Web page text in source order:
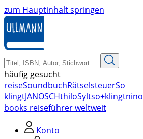
zum Hauptinhalt springen
häufig gesucht
reiseSoundbuchRätselsteuerSo
klingtJANOSCHthiloSyltso+klingtnino
books reiseführer weltweit
Konto